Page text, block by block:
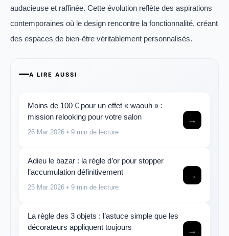
audacieuse et raffinée. Cette évolution reflète des aspirations
contemporaines où le design rencontre la fonctionnalité, créant
des espaces de bien-être véritablement personnalisés.
A LIRE AUSSI
Moins de 100 € pour un effet « waouh » :
mission relooking pour votre salon
26 Mar 2026 • 9 min de lecture
→
Adieu le bazar : la règle d’or pour stopper
l’accumulation définitivement
25 Mar 2026 • 9 min de lecture
→
La règle des 3 objets : l’astuce simple que les
décorateurs appliquent toujours
→